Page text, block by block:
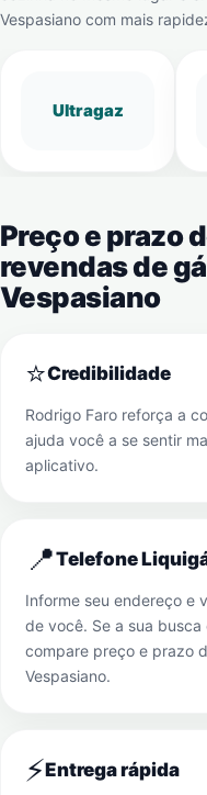
Vespasiano com mais
Ultragaz
Preço e prazo
revendas de
Vespasiano
⭐Credibilidade
Rodrigo Faro reforça a
ajuda você a se sentir
aplicativo.
📍Telefone
Informe seu endereço e
de você. Se a sua busca
compare preço e prazo
Vespasiano.
⚡Entrega rápida